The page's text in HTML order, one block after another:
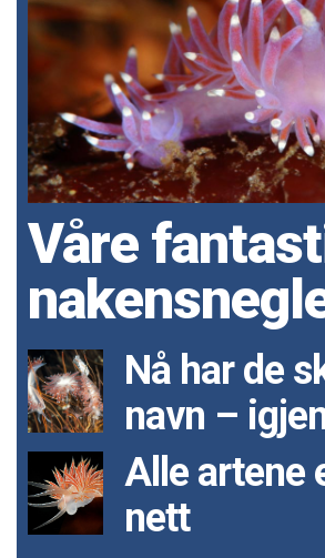
Våre
Nå har de
navn –
Alle artene
nett